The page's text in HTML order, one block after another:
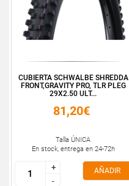
CUBIERTA SCHWALBE SHREDDA
FRONT,GRAVITY PRO, TLR PLEG
29X2.50 ULT...
81,20€
Talla ÚNICA
En stock, entrega en 24-72h
+
-
+
-
AÑADIR